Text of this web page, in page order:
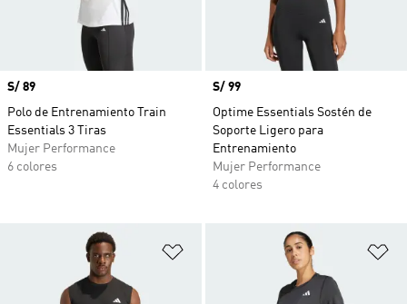
Precio
S/ 89
Polo de Entrenamiento Train
Essentials 3 Tiras
Mujer Performance
6 colores
Precio
S/ 99
Optime Essentials Sostén de
Soporte Ligero para
Entrenamiento
Mujer Performance
4 colores
Añadir a la lista de deseos